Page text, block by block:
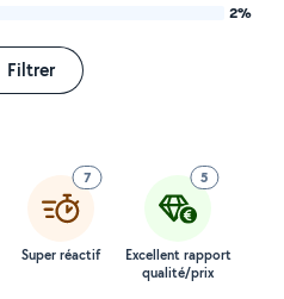
2%
Filtrer
7
Super réactif
5
Excellent rapport
qualité/prix